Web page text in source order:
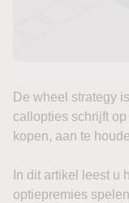
De wheel strategy
callopties schrijft
kopen, aan te
In dit artikel leest u
optiepremies